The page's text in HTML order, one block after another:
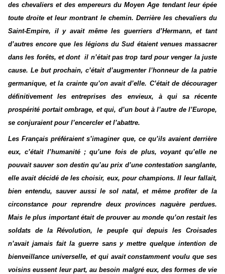
des chevaliers et des empereurs du Moyen Age tendant leur épée
toute droite et leur montrant le chemin. Derrière les chevaliers du
Saint-Empire, il y avait même les guerriers d’Hermann, et tant
d’autres encore que les légions du Sud étaient venues massacrer
dans les forêts, et dont il n’était pas trop tard pour venger la juste
cause. Le but prochain, c’était d’augmenter l’honneur de la patrie
germanique, et la crainte qu’on avait d’elle. C’était de décourager
définitivement les entreprises des envieux, à qui sa récente
prospérité portait ombrage, et qui, d’un bout à l’autre de l’Europe,
se conjuraient pour l’encercler et l’abattre.
Les Français préféraient s’imaginer que, ce qu’ils avaient derrière
eux, c’était l’humanité ; qu’une fois de plus, voyant qu’elle ne
pouvait sauver son destin qu’au prix d’une contestation sanglante,
elle avait décidé de les choisir, eux, pour champions. II leur fallait,
bien entendu, sauver aussi le sol natal, et même profiter de la
circonstance pour reprendre deux provinces naguère perdues.
Mais le plus important était de prouver au monde qu’on restait les
soldats de la Révolution, le peuple qui depuis les Croisades
n’avait jamais fait la guerre sans y mettre quelque intention de
bienveillance universelle, et qui avait constamment voulu que ses
voisins eussent leur part, au besoin malgré eux, des formes de vie